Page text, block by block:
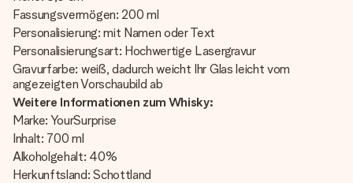
Fassungsvermögen: 200 ml
Personalisierung: mit Namen oder Text
Personalisierungsart: Hochwertige Lasergravur
Gravurfarbe: weiß, dadurch weicht Ihr Glas leicht vom
angezeigten Vorschaubild ab
Weitere Informationen zum Whisky:
Marke: YourSurprise
Inhalt: 700 ml
Alkoholgehalt: 40%
Herkunftsland: Schottland